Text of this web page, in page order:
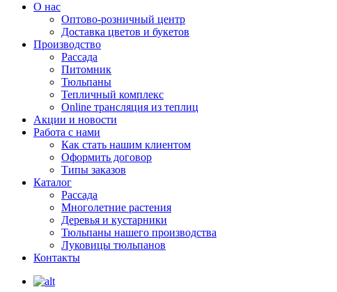
О нас
Оптово-розничный центр
Доставка цветов и букетов
Производство
Рассада
Питомник
Тюльпаны
Тепличный комплекс
Online трансляция из теплиц
Акции и новости
Работа с нами
Как стать нашим клиентом
Оформить договор
Типы заказов
Каталог
Рассада
Многолетние растения
Деревья и кустарники
Тюльпаны нашего производства
Луковицы тюльпанов
Контакты